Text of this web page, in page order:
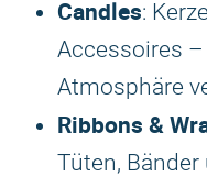
Candles:
Accessoires –
Atmosphäre
Ribbons &
Tüten,